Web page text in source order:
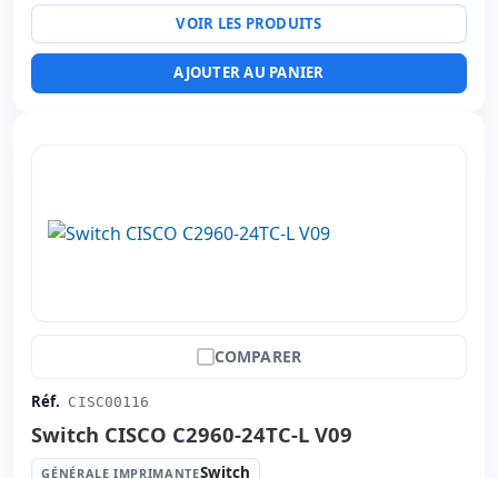
VOIR LES PRODUITS
AJOUTER AU PANIER
COMPARER
Réf. CISC00116
Switch CISCO C2960-24TC-L V09
GÉNÉRALE IMPRIMANTESwitch